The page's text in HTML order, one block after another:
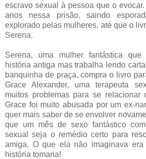
escravo sexual à pessoa que o
anos nessa prisão, saindo
explorado pelas mulheres, até que o
Serena.
Serena, uma mulher fantástica
história antiga mas trabalha lendo
banquinha de praça, compra o livro
Grace Alexander, uma terapeuta
muitos problemas para se relacionar
Grace foi muito abusada por um ex-
quer mais saber de se envolver
que um mês de sexo fantástico
sexual seja o remédio certo para
amiga. O que ela não imaginava
história tomaria!